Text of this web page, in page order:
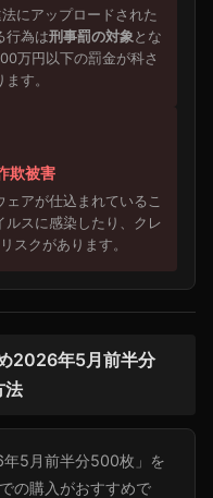
にアップロードされた
行為は刑事罰の対象 とな
万円以下の罰金が科さ
す。
欺被害
アが仕込まれているこ
ルスに感染したり、クレ
スクがあります。
2026年5月前半分
法
年5月前半分500枚」を
での購入がおすすめで